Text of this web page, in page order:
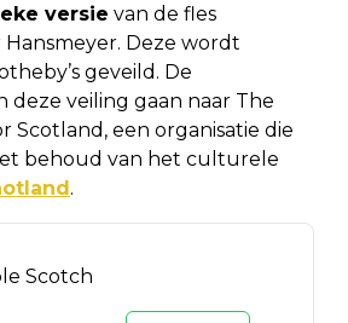
versie van de fles
Deze wordt
geveild. De
deze veiling gaan naar The
Scotland, een organisatie die
behoud van het culturele
.
Scotch